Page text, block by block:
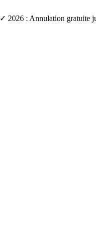
✓ 2026 : Annulation gratuite